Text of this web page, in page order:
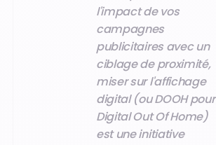
l'impact de vos
campagnes
publicitaires avec un
ciblage de proximité,
miser sur l'affichage
digital (ou DOOH pour
Digital Out Of Home)
est une initiative